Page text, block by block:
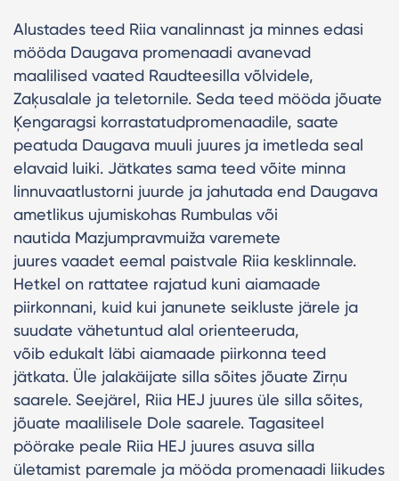
Alustades teed Riia vanalinnast ja minnes edasi
mööda Daugava promenaadi avanevad
maalilised vaated Raudteesilla võlvidele,
Zaķusalale ja teletornile. Seda teed mööda jõuate
Ķengaragsi korrastatudpromenaadile, saate
peatuda Daugava muuli juures ja imetleda seal
elavaid luiki. Jätkates sama teed võite minna
linnuvaatlustorni juurde ja jahutada end Daugava
ametlikus ujumiskohas Rumbulas või
nautida Mazjumpravmuiža varemete
juures vaadet eemal paistvale Riia kesklinnale.
Hetkel on rattatee rajatud kuni aiamaade
piirkonnani, kuid kui janunete seikluste järele ja
suudate vähetuntud alal orienteeruda,
võib edukalt läbi aiamaade piirkonna teed
jätkata. Üle jalakäijate silla sõites jõuate Zirņu
saarele. Seejärel, Riia HEJ juures üle silla sõites,
jõuate maalilisele Dole saarele. Tagasiteel
pöörake peale Riia HEJ juures asuva silla
ületamist paremale ja mööda promenaadi liikudes